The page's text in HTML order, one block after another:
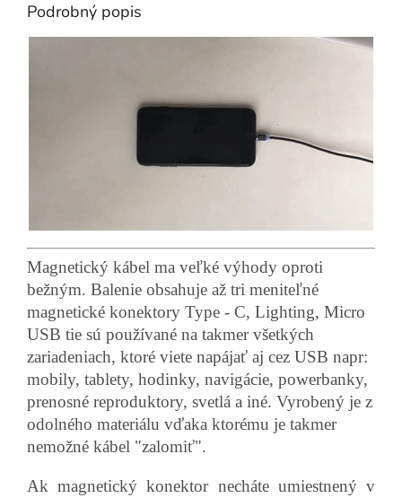
Podrobný popis
Magnetický kábel ma veľké výhody oproti
bežným. Balenie obsahuje až tri meniteľné
magnetické konektory Type - C, Lighting, Micro
USB tie sú používané na takmer všetkých
zariadeniach, ktoré viete napájať aj cez USB napr:
mobily, tablety, hodinky, navigácie, powerbanky,
prenosné reproduktory, svetlá a iné. Vyrobený je z
odolného materiálu vďaka ktorému je takmer
nemožné kábel "zalomiť".
Ak magnetický konektor necháte umiestnený v